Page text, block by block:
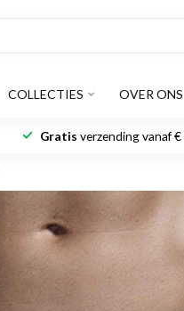
COLLECTIES OVER ONS
Gratis verzending vanaf €